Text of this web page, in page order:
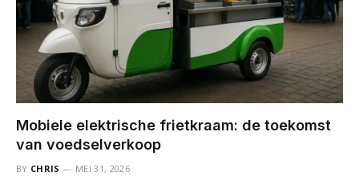
Mobiele elektrische frietkraam: de toekomst
van voedselverkoop
BY CHRIS MEI 31, 2026